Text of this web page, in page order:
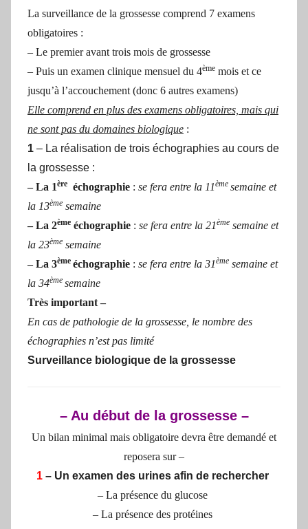
La surveillance de la grossesse comprend 7 examens
obligatoires :
– Le premier avant trois mois de grossesse
– Puis un examen clinique mensuel du 4ème mois et ce
jusqu’à l’accouchement (donc 6 autres examens)
Elle comprend en plus des examens obligatoires, mais qui
ne sont pas du domaines biologique :
1 – La réalisation de trois échographies au cours de
la grossesse :
– La 1ère échographie : se fera entre la 11ème semaine et
la 13ème semaine
– La 2ème échographie : se fera entre la 21ème semaine et
la 23ème semaine
– La 3ème échographie : se fera entre la 31ème semaine et
la 34ème semaine
Très important –
En cas de pathologie de la grossesse, le nombre des
échographies n’est pas limité
Surveillance biologique de la grossesse
– Au début de la grossesse –
Un bilan minimal mais obligatoire devra être demandé et
reposera sur –
1 – Un examen des urines afin de rechercher
– La présence du glucose
– La présence des protéines